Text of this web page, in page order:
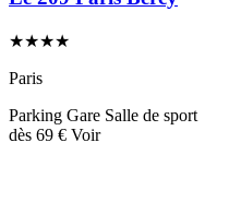
★★★★
Paris
Parking Gare Salle de sport
dès 69 € Voir